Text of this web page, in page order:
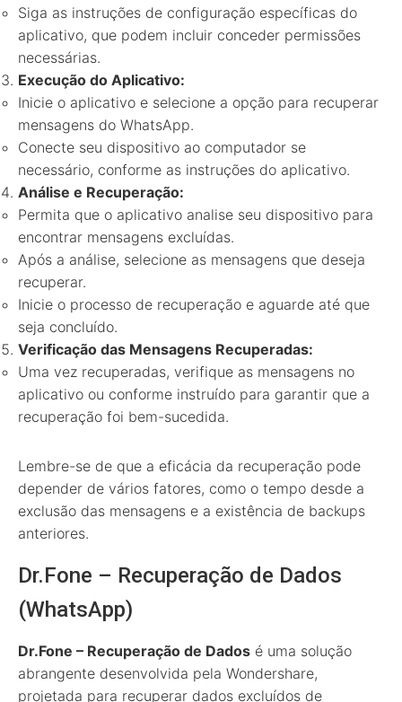
Siga as instruções de configuração específicas do
aplicativo, que podem incluir conceder permissões
necessárias.
Execução do Aplicativo:
Inicie o aplicativo e selecione a opção para recuperar
mensagens do WhatsApp.
Conecte seu dispositivo ao computador se
necessário, conforme as instruções do aplicativo.
Análise e Recuperação:
Permita que o aplicativo analise seu dispositivo para
encontrar mensagens excluídas.
Após a análise, selecione as mensagens que deseja
recuperar.
Inicie o processo de recuperação e aguarde até que
seja concluído.
Verificação das Mensagens Recuperadas:
Uma vez recuperadas, verifique as mensagens no
aplicativo ou conforme instruído para garantir que a
recuperação foi bem-sucedida.
Lembre-se de que a eficácia da recuperação pode
depender de vários fatores, como o tempo desde a
exclusão das mensagens e a existência de backups
anteriores.
Dr.Fone – Recuperação de Dados
(WhatsApp)
Dr.Fone – Recuperação de Dados é uma solução
abrangente desenvolvida pela Wondershare,
projetada para recuperar dados excluídos de